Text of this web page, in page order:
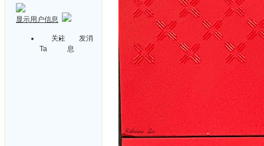
显示用户信息
关注
Ta
发消
息